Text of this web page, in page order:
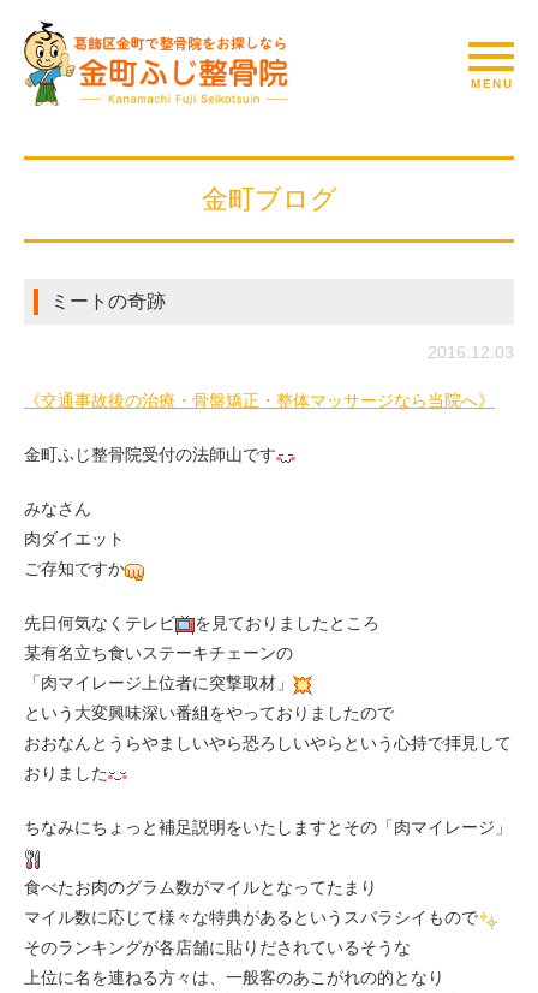
金町ブログ
ミートの奇跡
2016.12.03
《交通事故後の治療・骨盤矯正・整体マッサージなら当院へ》
金町ふじ整骨院受付の法師山です
みなさん
肉ダイエット
ご存知ですか
先日何気なくテレビ
を見ておりましたところ
某有名立ち食いステーキチェーンの
「肉マイレージ上位者に突撃取材」
という大変興味深い番組をやっておりましたので
おおなんとうらやましいやら恐ろしいやらという心持で拝見して
おりました
ちなみにちょっと補足説明をいたしますとその「肉マイレージ」
食べたお肉のグラム数がマイルとなってたまり
マイル数に応じて様々な特典があるというスバラシイもので
そのランキングが各店舗に貼りだされているそうな
上位に名を連ねる方々は、一般客のあこがれの的となり